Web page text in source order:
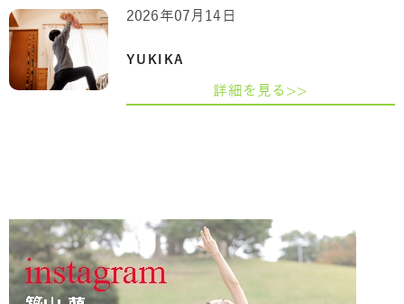
YUKIKA
2026年07月14日
詳細を見る>>